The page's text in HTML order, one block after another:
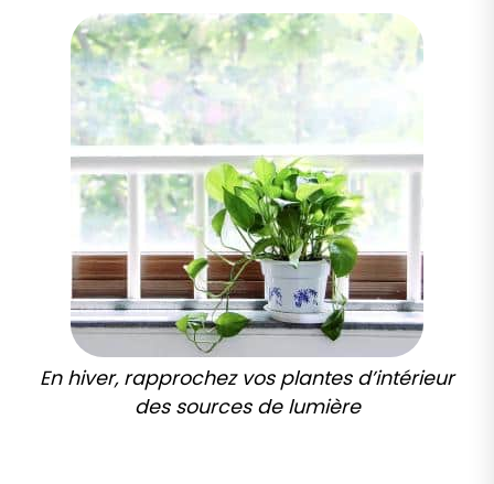
En hiver, rapprochez vos plantes d’intérieur
des sources de lumière